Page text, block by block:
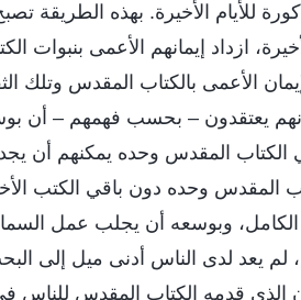
للأيام الأخيرة. بهذه الطريقة
ازداد إيمانهم الأعمى بنبوات
الأعمى بالكتاب المقدس وتلك
يعتقدون – بحسب فهمهم – أن
المقدس وحده يمكنهم أن
المقدس وحده دون باقي الكتب
وبوسعه أن يجلب عمل السماء
لم يعد لدى الناس أدنى ميل إلى
قدمه الكتاب المقدس للناس